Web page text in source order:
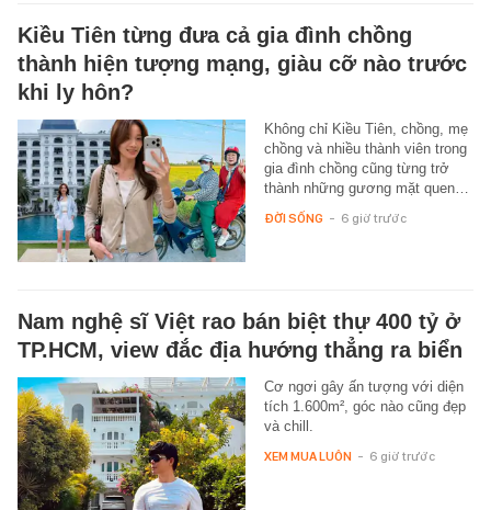
Kiều Tiên từng đưa cả gia đình chồng
thành hiện tượng mạng, giàu cỡ nào trước
khi ly hôn?
Không chỉ Kiều Tiên, chồng, mẹ
chồng và nhiều thành viên trong
gia đình chồng cũng từng trở
thành những gương mặt quen…
ĐỜI SỐNG - 6 giờ trước
Nam nghệ sĩ Việt rao bán biệt thự 400 tỷ ở
TP.HCM, view đắc địa hướng thẳng ra biển
Cơ ngơi gây ấn tượng với diện
tích 1.600m², góc nào cũng đẹp
và chill.
XEM MUA LUÔN - 6 giờ trước